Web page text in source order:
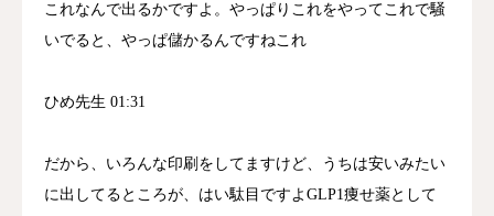
これなんで出るかですよ。やっぱりこれをやってこれで騒
いでると、やっぱ儲かるんですねこれ
ひめ先生 01:31
だから、いろんな印刷をしてますけど、うちは安いみたい
に出してるところが、はい駄目ですよGLP1痩せ薬として